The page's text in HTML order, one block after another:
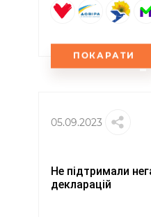
ПОКАРАТИ
05.09.2023
Не підтримали
декларацій